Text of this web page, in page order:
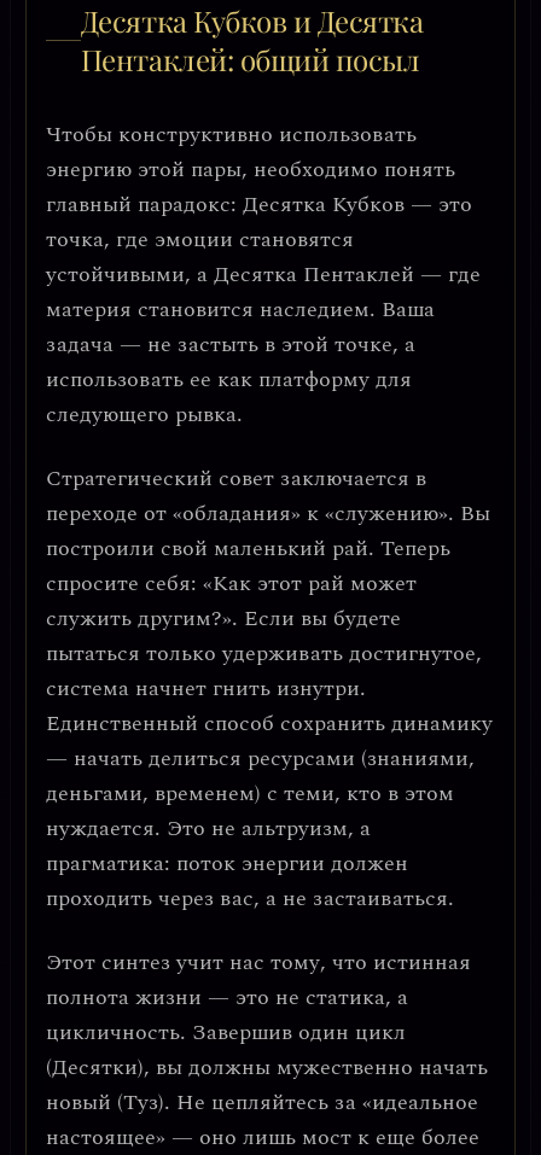
Десятка Кубков и Десятка
Пентаклей: общий посыл
Чтобы конструктивно использовать
энергию этой пары, необходимо понять
главный парадокс: Десятка Кубков — это
точка, где эмоции становятся
устойчивыми, а Десятка Пентаклей — где
материя становится наследием. Ваша
задача — не застыть в этой точке, а
использовать ее как платформу для
следующего рывка.
Стратегический совет заключается в
переходе от «обладания» к «служению». Вы
построили свой маленький рай. Теперь
спросите себя: «Как этот рай может
служить другим?». Если вы будете
пытаться только удерживать достигнутое,
система начнет гнить изнутри.
Единственный способ сохранить динамику
— начать делиться ресурсами (знаниями,
деньгами, временем) с теми, кто в этом
нуждается. Это не альтруизм, а
прагматика: поток энергии должен
проходить через вас, а не застаиваться.
Этот синтез учит нас тому, что истинная
полнота жизни — это не статика, а
цикличность. Завершив один цикл
(Десятки), вы должны мужественно начать
новый (Туз). Не цепляйтесь за «идеальное
настоящее» — оно лишь мост к еще более